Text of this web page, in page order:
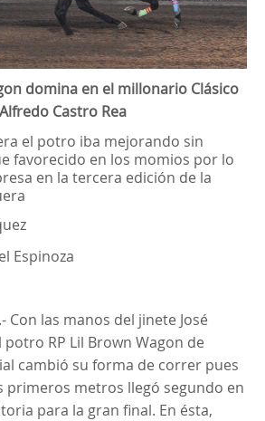
domina en el millonario Clásico
Alfredo Castro Rea
el potro iba mejorando sin
favorecido en los momios por lo
en la tercera edición de la
Espinoza
Con las manos del jinete José
RP Lil Brown Wagon de
cambió su forma de correr pues
primeros metros llegó segundo en
para la gran final. En ésta,